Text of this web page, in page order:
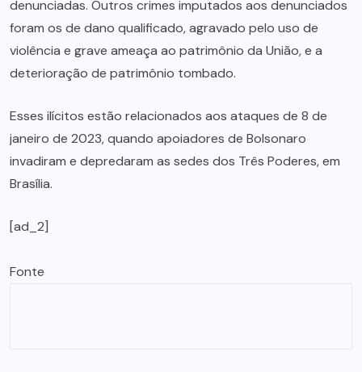
denunciadas. Outros crimes imputados aos denunciados
foram os de dano qualificado, agravado pelo uso de
violência e grave ameaça ao patrimônio da União, e a
deterioração de patrimônio tombado.
Esses ilícitos estão relacionados aos ataques de 8 de
janeiro de 2023, quando apoiadores de Bolsonaro
invadiram e depredaram as sedes dos Três Poderes, em
Brasília.
[ad_2]
Fonte